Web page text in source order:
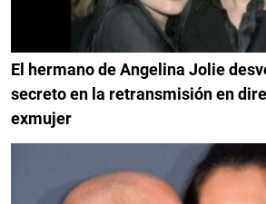
El hermano de Angelina Jolie
secreto en la retransmisión en
exmujer